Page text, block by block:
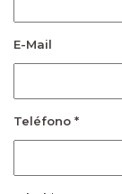
E-Mail
Teléfono *